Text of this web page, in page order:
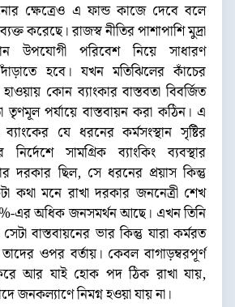
ক্ষেত্রেও এ ফান্ড কাজে দেবে বলে
করেছে। রাজস্ব নীতির পাশাপাশি মুদ্রা
উপযোগী পরিবেশ নিয়ে সাধারণ
হবে। যখন মতিঝিলের কাঁচের
কোন ব্যাংকার বাস্তবতা বিবর্জিত
তৃণমূল পর্যায়ে বাস্তবায়ন করা কঠিন। এ
যে ধরনের কর্মসংস্থান সৃষ্টির
নির্দেশে সামগ্রিক ব্যাংকিং ব্যবস্থার
দরকার ছিল, সে ধরনের প্রয়াস কিন্তু
কথা মনে রাখা দরকার জননেত্রী শেখ
এর অধিক জনসমর্থন আছে। এখন তিনি
বাস্তবায়নের ভার কিন্তু যারা কর্মরত
ওপর বর্তায়। কেবল বাগাড়ম্বরপূর্ণ
আর যাই হোক পদ ঠিক রাখা যায়,
জনকল্যাণে নিমগ্ন হওয়া যায় না।